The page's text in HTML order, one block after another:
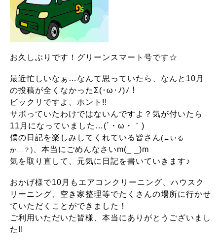
お久しぶりです！グリーンスマート号です☆
最近忙しいなぁ…なんて思っていたら、なんと10月
の投稿が全くなかったΣ(･ω･ﾉ)ﾉ！
ビックリですよ、ホント!!
サボっていたわけではないんですよ？ 気が付いたら
11月になっていました…(´・ω・｀)
僕の日記を楽しみしてくれている皆さん(←いる
か…？ )
、本当にごめんなさいm(_ _)m
気を取り直して、元気に日記を書いていきます♪
おかげ様で10月もエアコンクリーニング、ハウスク
リーニング、空き家整理等でたくさんの場所に行かせ
ていただくことができました！
ご利用いただいた皆様、本当にありがとうございまし
た!!